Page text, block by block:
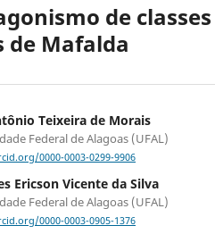
de
de Mafalda
Teixeira de Morais
Federal de Alagoas (UFAL)
0000-0003-0299-9906
Ericson Vicente da Silva
Federal de Alagoas (UFAL)
0000-0003-0905-1376